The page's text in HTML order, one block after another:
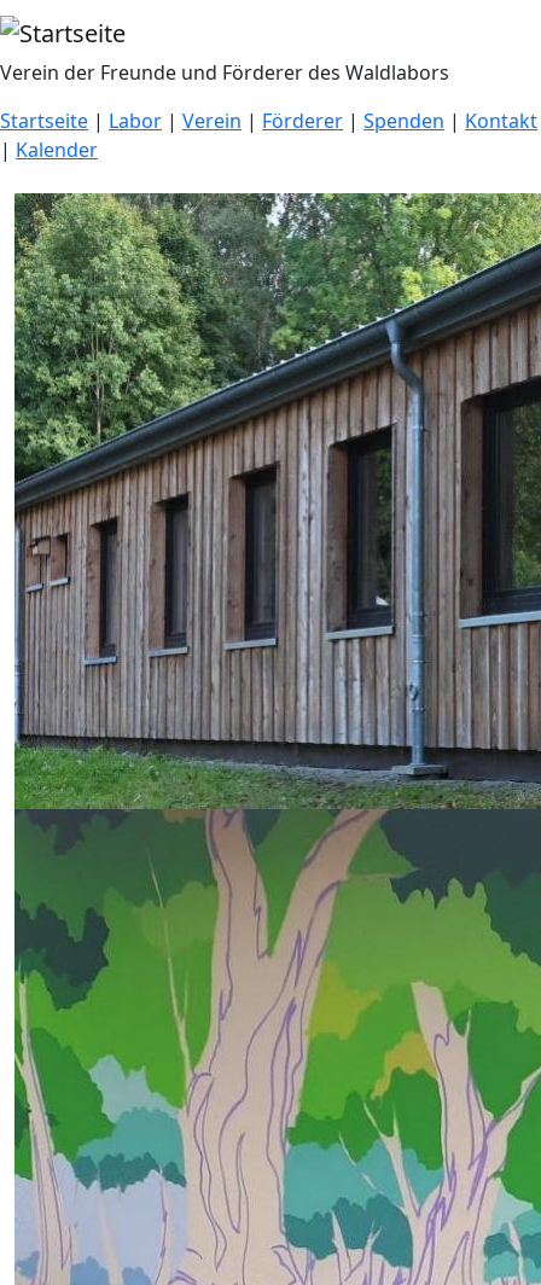
Direkt zum Inhalt
Verein der Freunde und Förderer des Waldlabors
Startseite | Labor | Verein | Förderer | Spenden | Kontakt
| Kalender